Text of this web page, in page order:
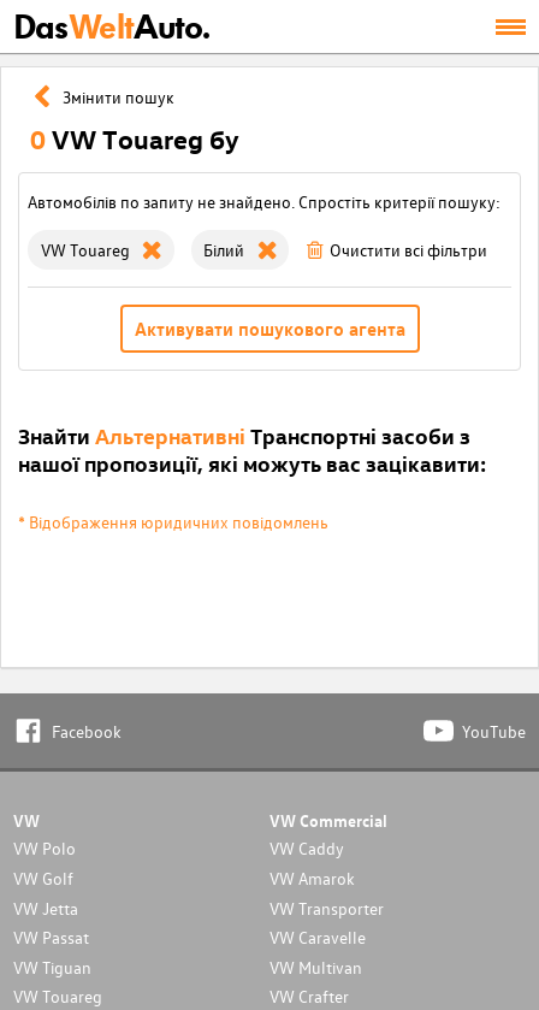
DasWeltAuto.
Змінити пошук
0VW Touareg бу
Автомобілів по запиту не знайдено. Спростіть критерії пошуку:
VW Touareg Білий Очистити всі фільтри
Активувати пошукового агента
Знайти Альтернативні Транспортні засоби з
нашої пропозиції, які можуть вас зацікавити:
* Відображення юридичних повідомлень
Facebook YouTube
VW
VW Polo
VW Golf
VW Jetta
VW Passat
VW Tiguan
VW Touareg
VW Commercial
VW Caddy
VW Amarok
VW Transporter
VW Caravelle
VW Multivan
VW Crafter